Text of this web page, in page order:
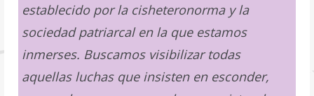
establecido por la cisheteronorma y la
sociedad patriarcal en la que estamos
inmerses. Buscamos visibilizar todas
aquellas luchas que insisten en esconder,